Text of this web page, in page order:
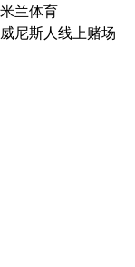
米兰体育
威尼斯人线上赌场